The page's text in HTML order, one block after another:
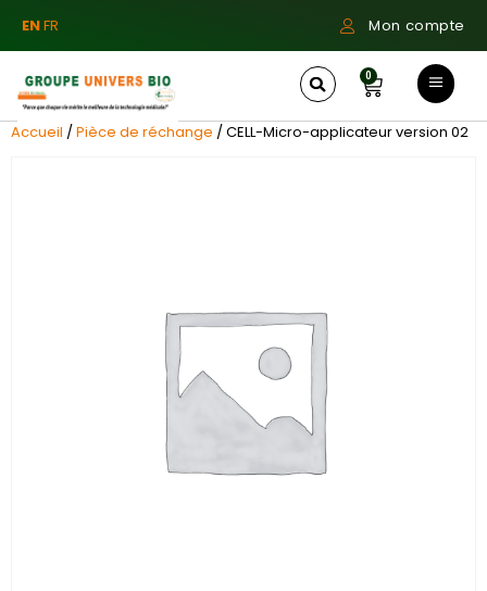
ENFR Mon compte
0
Accueil /Pièce de réchange / CELL-Micro-applicateur version 02